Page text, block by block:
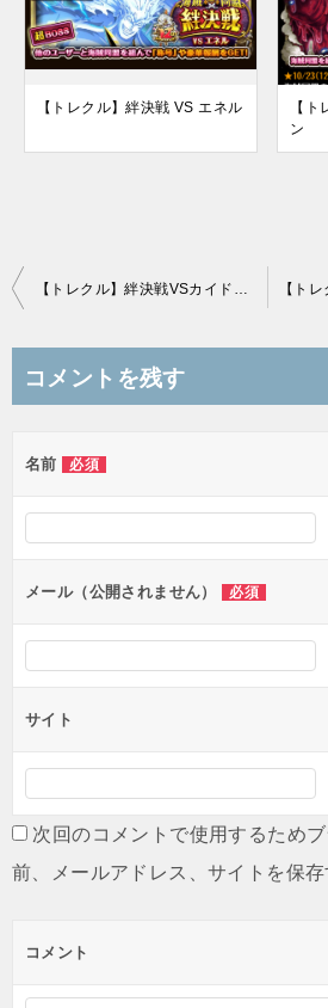
【トレクル】絆決戦 VS エネル
【
ン
投
ビ
ー
シ
ン
【トレクル】絆決戦VSカイドウ 超BOSS「技属性」攻略｜新キャラ・特定サポートなし編成
コメントを残す
名前 必須
メール（公開されません） 必須
サイト
次回のコメントで使用するため
前、メールアドレス、サイトを保存
コメント